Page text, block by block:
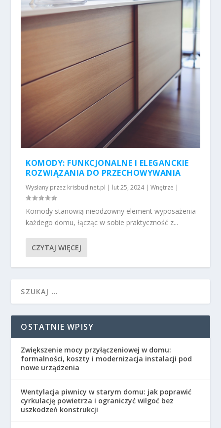
KOMODY: FUNKCJONALNE I ELEGANCKIE
ROZWIĄZANIA DO PRZECHOWYWANIA
Wysłany przez krisbud.net.pl | lut 25, 2024|Wnętrze |
Komody stanowią nieodzowny element wyposażenia
każdego domu, łącząc w sobie praktyczność z...
CZYTAJ WIĘCEJ
OSTATNIE WPISY
Zwiększenie mocy przyłączeniowej w domu:
formalności, koszty i modernizacja instalacji pod
nowe urządzenia
Wentylacja piwnicy w starym domu: jak poprawić
cyrkulację powietrza i ograniczyć wilgoć bez
uszkodzeń konstrukcji